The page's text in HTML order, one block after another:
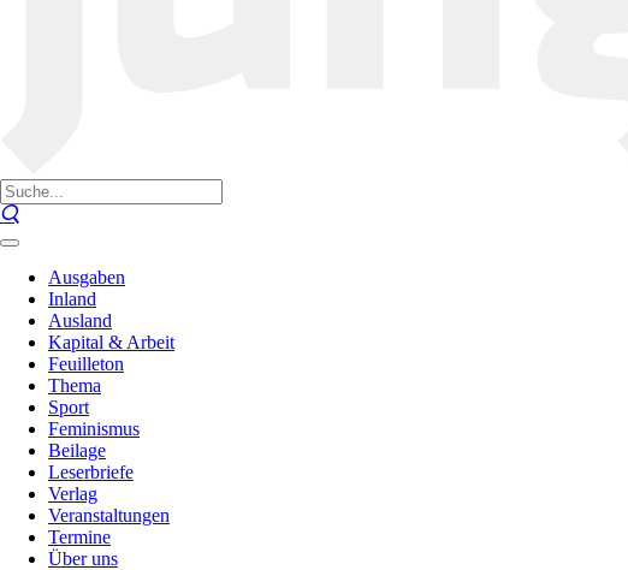
Ausgaben
Inland
Ausland
Kapital & Arbeit
Feuilleton
Thema
Sport
Feminismus
Beilage
Leserbriefe
Verlag
Veranstaltungen
Termine
Über uns